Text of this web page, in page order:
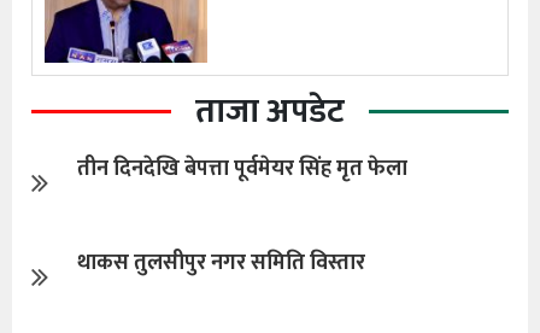
ताजा अपडेट
तीन दिनदेखि बेपत्ता पूर्वमेयर सिंह मृत फेला
थाकस तुलसीपुर नगर समिति विस्तार